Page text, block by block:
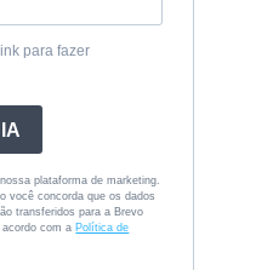
para fazer
plataforma de marketing.
você concorda que os dados
transferidos para a Brevo
com a Política de